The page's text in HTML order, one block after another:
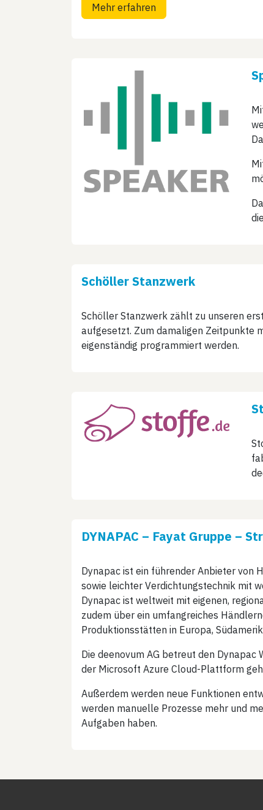
Mehr erfahren
Schöller Stanzwerk
Schöller Stanzwerk zählt zu unseren
aufgesetzt. Zum damaligen Zeitpunkte
eigenständig programmiert werden.
DYNAPAC – Fayat Gruppe –
Dynapac ist ein führender Anbieter von
sowie leichter Verdichtungstechnik mit
Dynapac ist weltweit mit eigenen,
zudem über ein umfangreiches
Produktionsstätten in Europa,
Die deenovum AG betreut den
der Microsoft Azure Cloud-Plattform
Außerdem werden neue Funktionen
werden manuelle Prozesse mehr und
Aufgaben haben.